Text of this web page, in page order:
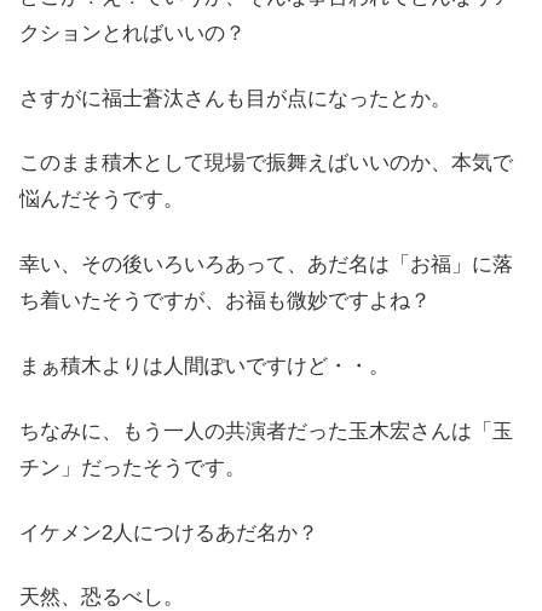
クションとればいいの？
さすがに福士蒼汰さんも目が点になったとか。
このまま積木として現場で振舞えばいいのか、本気で
悩んだそうです。
幸い、その後いろいろあって、あだ名は「お福」に落
ち着いたそうですが、お福も微妙ですよね？
まぁ積木よりは人間ぽいですけど・・。
ちなみに、もう一人の共演者だった玉木宏さんは「玉
チン」だったそうです。
イケメン2人につけるあだ名か？
天然、恐るべし。